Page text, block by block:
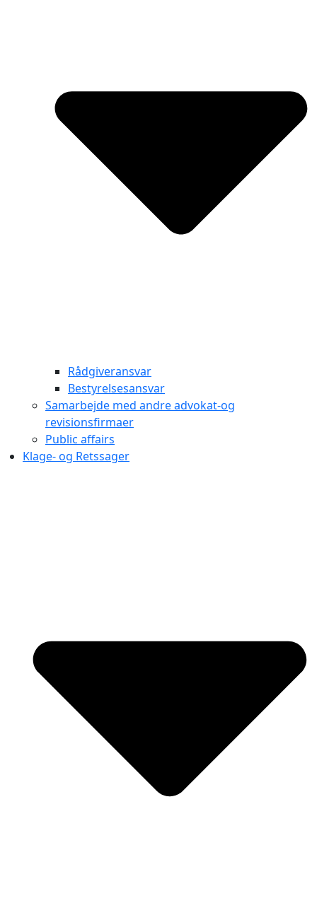
Rådgiveransvar
Bestyrelsesansvar
Samarbejde med andre advokat-og
revisionsfirmaer
Public affairs
Klage- og Retssager